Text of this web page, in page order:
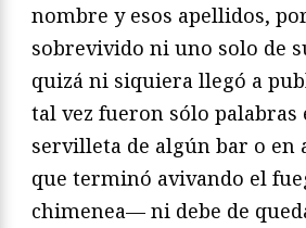
nombre y esos apellidos,
sobrevivido ni uno solo de
quizá ni siquiera llegó a
tal vez fueron sólo palabras
servilleta de algún bar o en
que terminó avivando el
chimenea— ni debe de